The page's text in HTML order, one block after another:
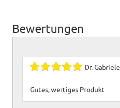
Bewertungen
Dr. Gabriele
Gutes, wertiges Produkt